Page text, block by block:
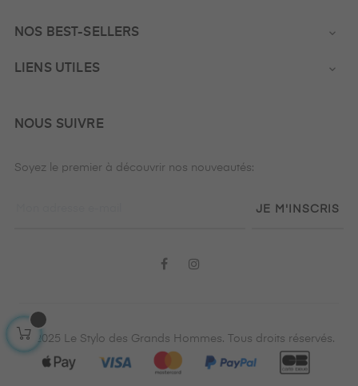
NOS BEST-SELLERS 
LIENS UTILES 
NOUS SUIVRE
Soyez le premier à découvrir nos nouveautés:
JE M'INSCRIS
Facebook
© 2025 Le Stylo des Grands Hommes. Tous droits réservés.